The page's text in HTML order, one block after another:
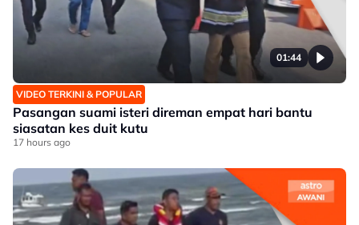
01:44
VIDEO TERKINI & POPULAR
Pasangan suami isteri direman empat hari bantu
siasatan kes duit kutu
17 hours ago